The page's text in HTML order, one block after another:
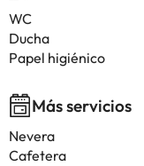
WC
Ducha
Papel higiénico
Más servicios
Nevera
Cafetera